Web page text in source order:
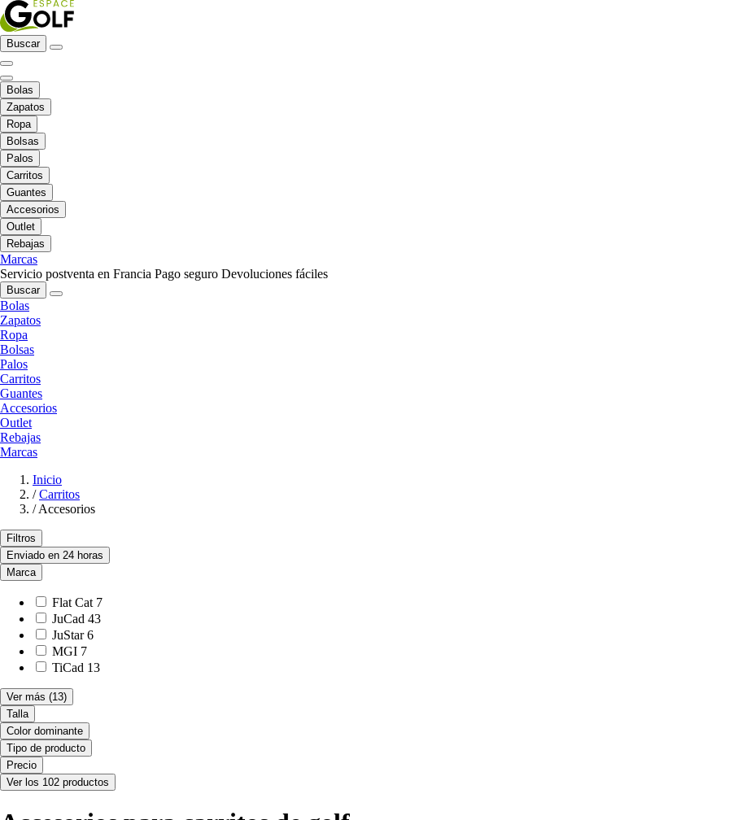
Buscar
Bolas
Zapatos
Ropa
Bolsas
Palos
Carritos
Guantes
Accesorios
Outlet
Rebajas
Marcas
Servicio postventa en Francia Pago seguro Devoluciones fáciles
Buscar
Bolas
Zapatos
Ropa
Bolsas
Palos
Carritos
Guantes
Accesorios
Outlet
Rebajas
Marcas
Inicio
/ Carritos
/ Accesorios
Filtros
Enviado en 24 horas
Marca
Flat Cat 7
JuCad 43
JuStar 6
MGI 7
TiCad 13
Ver más (13)
Talla
Color dominante
Tipo de producto
Precio
Ver los 102 productos